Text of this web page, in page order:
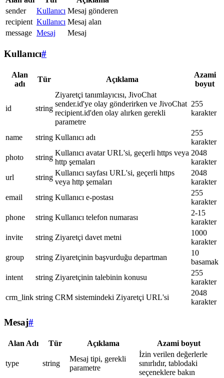
sender
Kullanıcı Mesaj gönderen
recipient Kullanıcı Mesaj alan
message Mesaj Mesaj
Kullanıcı#
Alan
adı
Tür Açıklama
Azami
boyut
id string
Ziyaretçi tanımlayıcısı, JivoChat
sender.id'ye olay gönderirken ve JivoChat
recipient.id'den olay alırken gerekli
parametre
255
karakter
name string Kullanıcı adı
255
karakter
photo
string
Kullanıcı avatar URL'si, geçerli https veya
http şemaları
2048
karakter
url
string
Kullanıcı sayfası URL'si, geçerli https
veya http şemaları
2048
karakter
email
string Kullanıcı e-postası
255
karakter
phone
string Kullanıcı telefon numarası
2-15
karakter
invite
string Ziyaretçi davet metni
1000
karakter
group
string Ziyaretçinin başvurduğu departman
10
basamak
intent
string Ziyaretçinin talebinin konusu
255
karakter
crm_link string CRM sistemindeki Ziyaretçi URL'si
2048
karakter
Mesaj#
Alan Adı Tür Açıklama Azami boyut
type string
Mesaj tipi, gerekli
parametre
İzin verilen değerlerle
sınırlıdır, tablodaki
seçeneklere bakın